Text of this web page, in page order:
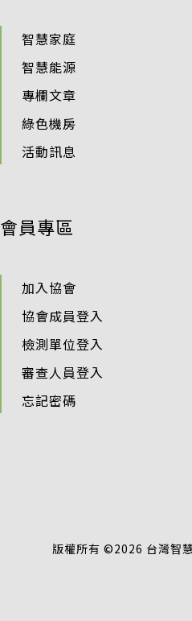
智慧家庭
智慧能源
專欄文章
綠色機房
活動訊息
會員專區
加入協會
協會成員登入
檢測單位登入
審查人員登入
忘記密碼
版權所有 ©2026 台灣